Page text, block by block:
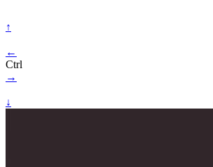
↑
←
Ctrl
→
↓